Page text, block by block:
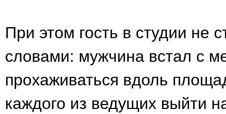
При этом гость в студии не
словами: мужчина встал с
прохаживаться вдоль
каждого из ведущих выйти